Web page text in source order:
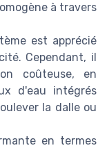
à travers
est apprécié
Cependant, il
coûteuse, en
d'eau intégrés
la dalle ou
en termes